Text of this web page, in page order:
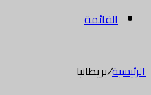
القائمة
الرئيسية/بريطانيا